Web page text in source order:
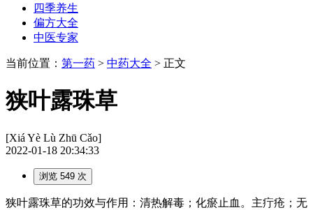
四季养生
偏方大全
中医专家
当前位置： 第一药 > 中药大全 > 正文
狭叶露珠草
[Xiá Yè Lù Zhū Cǎo]
2022-01-18 20:34:33
浏览 549 次
狭叶露珠草的功效与作用：清热解毒；化瘀止血。主疔疮；无